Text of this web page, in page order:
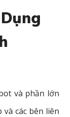
và phần lớn
và các bên liên